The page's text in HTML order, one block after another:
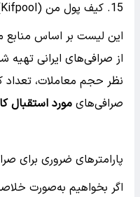
کیف پول من (Kifpool)
این لیست بر اساس منابع
از صرافی‌های ایرانی
نظر حجم معاملات، تعداد
صرافی‌های مورد استقبال
پارامترهای ضروری برای
اگر بخواهیم به‌صورت